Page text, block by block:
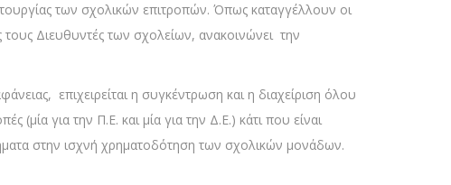
των σχολικών επιτροπών. Όπως καταγγέλλουν οι
Διευθυντές των σχολείων, ανακοινώνει την
επιχειρείται η συγκέντρωση και η διαχείριση όλου
για την Π.Ε. και μία για την Δ.Ε.) κάτι που είναι
στην ισχνή χρηματοδότηση των σχολικών μονάδων.